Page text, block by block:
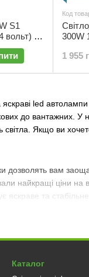
яскраві led
до вантажних. У
світла. Якщо ви
дозволять вам
найкращі ціни на
яскраве та
h7 для будь-яких
S1
вольт) |
Код
300W
1 955
Каталог